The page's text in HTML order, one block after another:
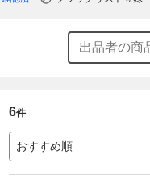
6件
おすすめ順